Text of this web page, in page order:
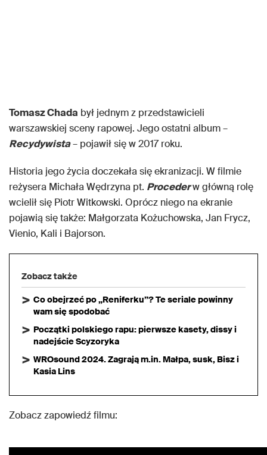
Tomasz Chada był jednym z przedstawicieli
warszawskiej sceny rapowej. Jego ostatni album –
Recydywista– pojawił się w 2017 roku.
Historia jego życia doczekała się ekranizacji. W filmie
reżysera Michała Wędrzyna pt. Procederw główną rolę
wcielił się Piotr Witkowski. Oprócz niego na ekranie
pojawią się także: Małgorzata Kożuchowska, Jan Frycz,
Vienio, Kali i Bajorson.
Zobacz także
Co obejrzeć po „Reniferku”? Te seriale powinny
wam się spodobać
Początki polskiego rapu: pierwsze kasety, dissy i
nadejście Scyzoryka
WROsound 2024. Zagrają m.in. Małpa, susk, Bisz i
Kasia Lins
Zobacz zapowiedź filmu: